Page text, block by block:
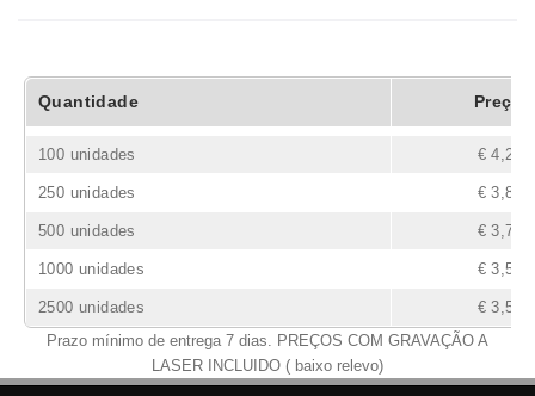
Quantidade Preço
100 unidades € 4,28
250 unidades € 3,84
500 unidades € 3,79
1000 unidades € 3,57
2500 unidades
€ 3,52
Prazo mínimo de entrega 7 dias. PREÇOS COM GRAVAÇÃO A
LASER INCLUIDO ( baixo relevo)